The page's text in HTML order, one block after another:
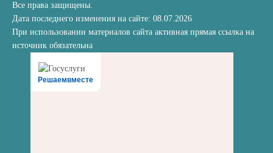
Все права защищены.
Дата последнего изменения на сайте: 08.07.2026
При использовании материалов сайта активная прямая ссылка на
источник обязательна
Решаемвместе